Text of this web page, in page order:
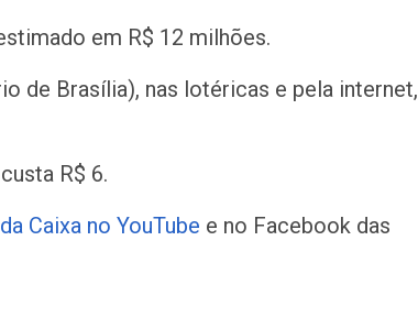
em R$ 12 milhões.
de Brasília), nas lotéricas e pela internet,
R$ 6.
Caixa no YouTube e no Facebook das